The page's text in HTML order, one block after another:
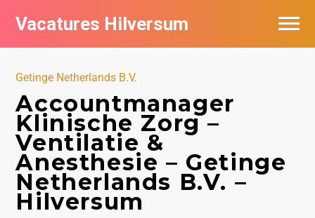
Vacatures Hilversum
Getinge Netherlands B.V.
Accountmanager
Klinische Zorg –
Ventilatie &
Anesthesie – Getinge
Netherlands B.V. –
Hilversum
Vacatures per bedrijf in Hilversum
De populairste vacatures in Hilversum